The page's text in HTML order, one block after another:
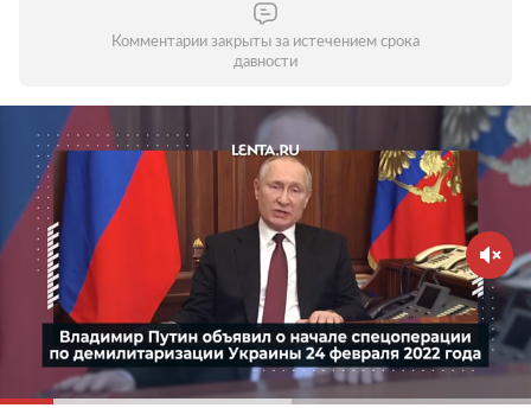
Комментарии закрыты за истечением срока
давности